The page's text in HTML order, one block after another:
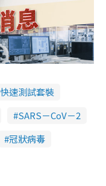
快速測試套裝
SARS－CoV－2
冠狀病毒